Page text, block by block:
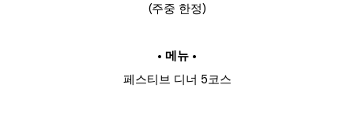
(주중 한정)
• 메뉴 •
페스티브 디너 5코스